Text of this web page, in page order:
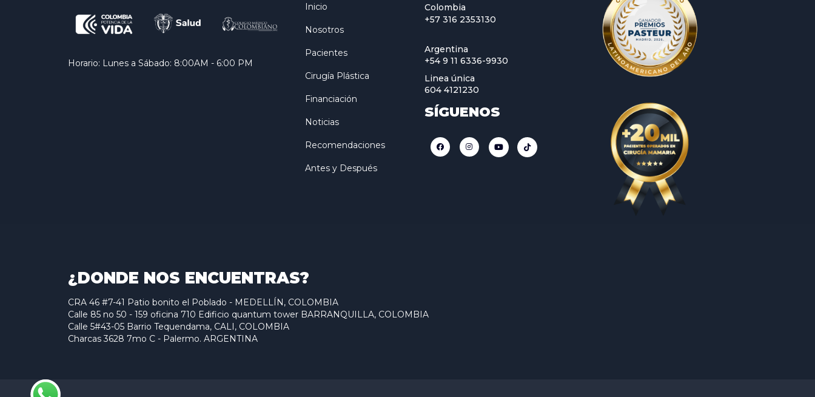
Horario: Lunes a Sábado: 8:00AM - 6:00 PM
Inicio
Nosotros
Pacientes
Cirugía Plástica
Financiación
Noticias
Recomendaciones
Antes y Después
Colombia
+57 316 2353130
Argentina
+54 9 11 6336-9930
Linea única
604 4121230
SÍGUENOS
¿DONDE NOS ENCUENTRAS?
CRA 46 #7-41 Patio bonito el Poblado - MEDELLÍN, COLOMBIA
Calle 85 no 50 - 159 oficina 710 Edificio quantum tower BARRANQUILLA, COLOMBIA
Calle 5#43-05 Barrio Tequendama, CALI, COLOMBIA
Charcas 3628 7mo C - Palermo. ARGENTINA